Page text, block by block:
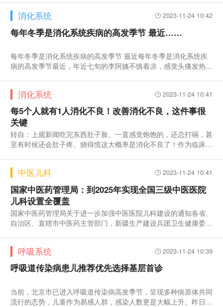
2023-11-24 10:42
消化系统
每年冬季是消化系统疾病的高发季节 最近……
每年冬季是消化系统疾病的高发季节 最近每年冬季是消化系统疾
病的高发季节最近，年近七旬的李阿姨不慎着凉，感觉头痛发热，
2023-11-24 10:41
消化系统
每5个人就有1人消化不良！改善消化不良，这件事很
关键
转自：上观新闻吃完东西肚子胀、一直感觉饱饱的，还总打嗝，甚
至有时候还会肚子疼、烧得慌这大概率是消化不良了！作为临床常
2023-11-24 10:41
中医儿科
国家中医药管理局：到2025年实现全国三级中医医院
儿科设置全覆盖
国家中医药管理局关于进一步加强中医医院儿科建设的通知各省、
自治区、直辖市中医药主管部门，新疆生产建设兵团卫生健康委，
2023-11-24 10:39
呼吸系统
呼吸道传染病患儿推荐优先选择基层首诊
当前，北京市已进入呼吸道传染病高发季节，呈现多种病原体共同
流行的态势，儿童作为易感人群，感染人数更是大幅上升。昨日，